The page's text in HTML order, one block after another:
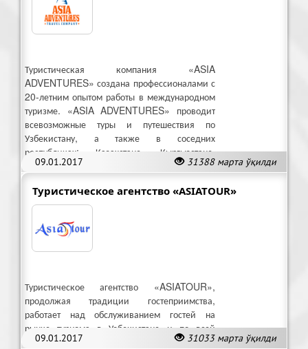
09.01.2017 31388 марта ўқилди
Туристическая компания «ASIA
ADVENTURES» создана профессионалами с
20-летним опытом работы в международном
туризме. «ASIA ADVENTURES» проводит
всевозможные туры и путешествия по
Узбекистану, а также в соседних
республиках: Казахстане, Кыргызстане,
Туркменистане, Таджикистане и Китае
Туристическое агентство «ASIATOUR»
09.01.2017 31033 марта ўқилди
Туристическое агентство «ASIATOUR»,
продолжая традиции гостеприимства,
работает над обслуживанием гостей на
рынке туризма в Узбекистане и по всей
Средней Азии.